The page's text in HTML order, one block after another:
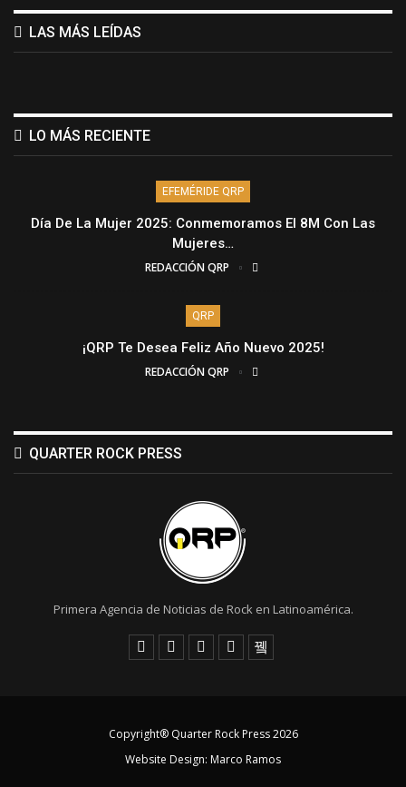
LAS MÁS LEÍDAS
LO MÁS RECIENTE
EFEMÉRIDE QRP
Día De La Mujer 2025: Conmemoramos El 8M Con Las
Mujeres…
REDACCIÓN QRP
QRP
¡QRP Te Desea Feliz Año Nuevo 2025!
REDACCIÓN QRP
QUARTER ROCK PRESS
Primera Agencia de Noticias de Rock en Latinoamérica.
Copyright® Quarter Rock Press 2026
Website Design: Marco Ramos